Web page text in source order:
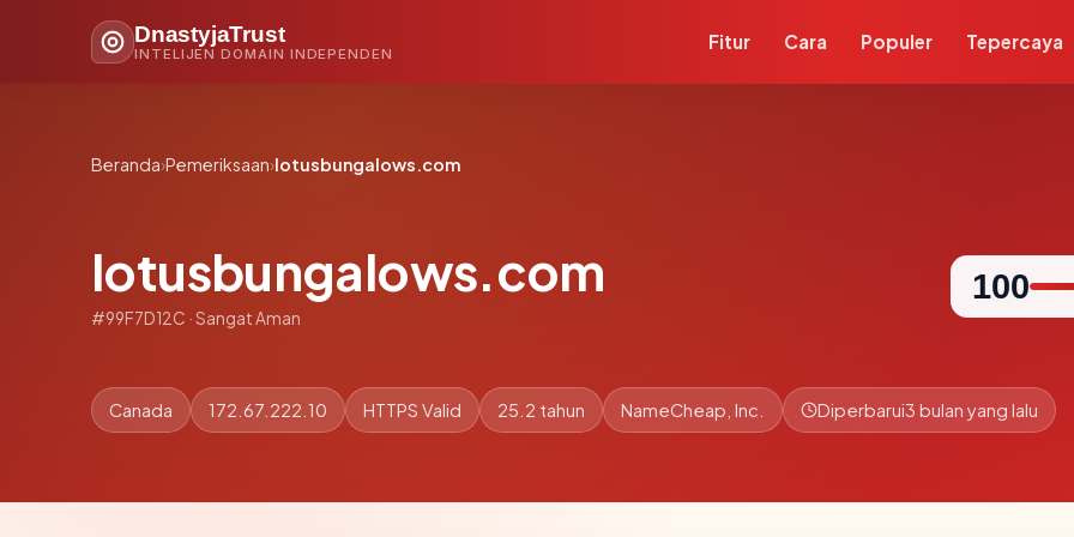
DnastyjaTrust
INTELIJEN DOMAIN INDEPENDEN
Fitur Cara Populer Tepercaya
Beranda›Pemeriksaan›lotusbungalows.com
lotusbungalows.com
#99F7D12C · Sangat Aman
100
Canada 172.67.222.10 HTTPS Valid 25.2 tahun NameCheap, Inc. Diperbarui3 bulan yang lalu